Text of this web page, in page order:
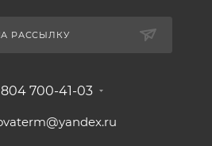
РАССЫЛКУ
804 700-41-03